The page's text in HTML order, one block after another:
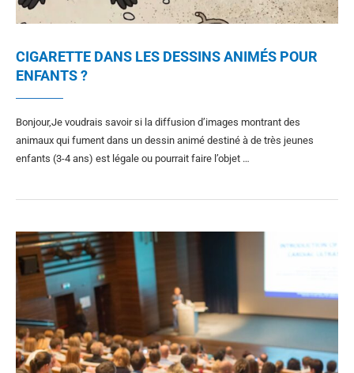
CIGARETTE DANS LES DESSINS ANIMÉS POUR
ENFANTS ?
Bonjour,Je voudrais savoir si la diffusion d’images montrant des
animaux qui fument dans un dessin animé destiné à de très jeunes
enfants (3-4 ans) est légale ou pourrait faire l’objet …